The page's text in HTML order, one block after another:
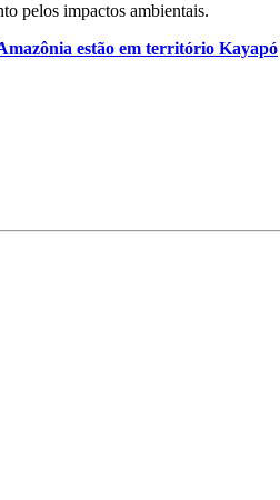
pelos impactos ambientais.
estão em território Kayapó